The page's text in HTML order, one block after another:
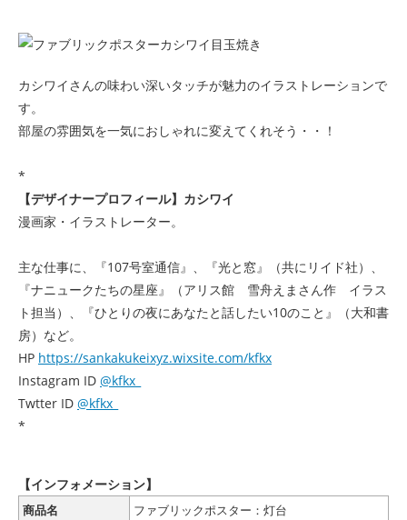
カシワイさんの味わい深いタッチが魅力のイラストレーションで
す。
部屋の雰囲気を一気におしゃれに変えてくれそう・・！
*
【デザイナープロフィール】カシワイ
漫画家・イラストレーター。
主な仕事に、『107号室通信』、『光と窓』（共にリイド社）、
『ナニュークたちの星座』（アリス館 雪舟えまさん作 イラス
ト担当）、『ひとりの夜にあなたと話したい10のこと』（大和書
房）など。
HP https://sankakukeixyz.wixsite.com/kfkx
Instagram ID @kfkx_
Twtter ID @kfkx_
*
【インフォメーション】
商品名
ファブリックポスター：灯台